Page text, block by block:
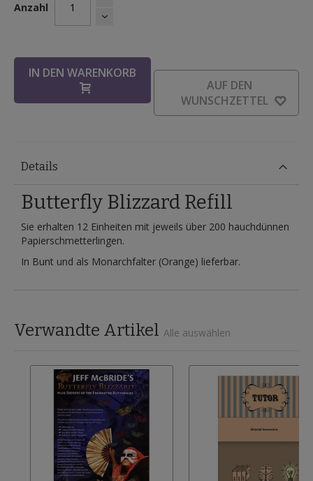
Anzahl
IN DEN WARENKORB
AUF DEN
WUNSCHZETTEL
Details
Butterfly Blizzard Refill
Sie erhalten 12 Einheiten mit jeweils über 200 hauchdünnen
Papierschmetterlingen.
In Bunt und als Monarchfalter (Orange) lieferbar.
Verwandte Artikel Alle auswählen